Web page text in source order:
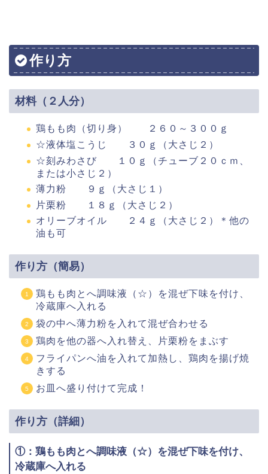
作り方
材料（２人分）
鶏もも肉（切り身） ２６０～３００ｇ
☆液体塩こうじ ３０ｇ（大さじ２）
☆刻みわさび １０ｇ（チューブ２０ｃｍ、
または小さじ２）
薄力粉 ９ｇ（大さじ１）
片栗粉 １８ｇ（大さじ２）
オリーブオイル ２４ｇ（大さじ２）＊他の
油も可
作り方（簡易）
鶏もも肉とへ調味液（☆）を混ぜ下味を付け、
冷蔵庫へ入れる
袋の中へ薄力粉を入れて混ぜ合わせる
鶏肉を他の器へ入れ替え、片栗粉をまぶす
フライパンへ油を入れて加熱し、鶏肉を揚げ焼
きする
お皿へ盛り付けて完成！
作り方（詳細）
①：鶏もも肉とへ調味液（☆）を混ぜ下味を付け、
冷蔵庫へ入れる